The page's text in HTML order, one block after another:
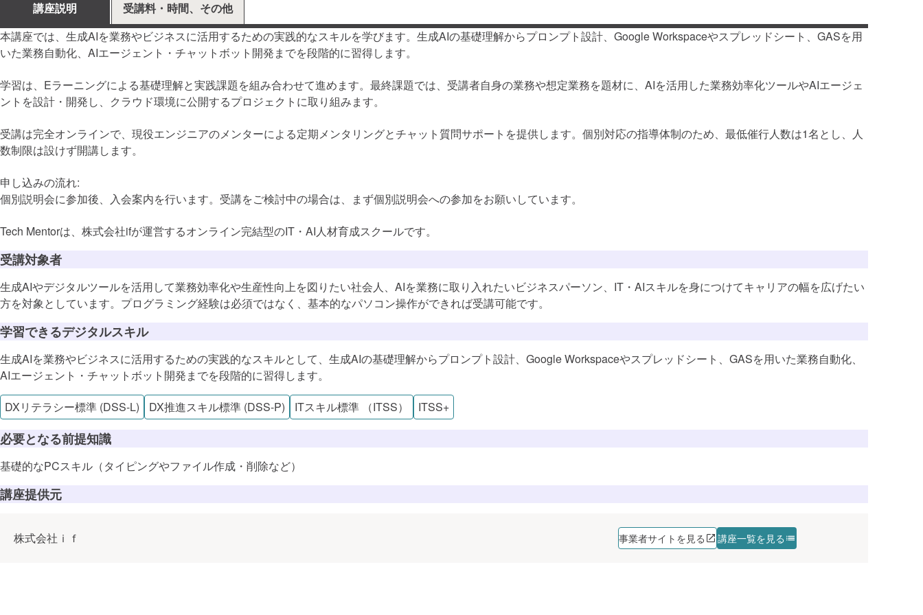
講座説明
本講座では、生成AIを業務やビジネスに活用するための実践的なスキルを学びます。生成AIの基礎理解からプロンプト設計、Google Workspaceやスプレッドシート、GASを用
いた業務自動化、AIエージェント・チャットボット開発までを段階的に習得します。
学習は、Eラーニングによる基礎理解と実践課題を組み合わせて進めます。最終課題では、受講者自身の業務や想定業務を題材に、AIを活用した業務効率化ツールやAIエージェ
ントを設計・開発し、クラウド環境に公開するプロジェクトに取り組みます。
受講は完全オンラインで、現役エンジニアのメンターによる定期メンタリングとチャット質問サポートを提供します。個別対応の指導体制のため、最低催行人数は1名とし、人
数制限は設けず開講します。
申し込みの流れ:
個別説明会に参加後、入会案内を行います。受講をご検討中の場合は、まず個別説明会への参加をお願いしています。
Tech Mentorは、株式会社ifが運営するオンライン完結型のIT・AI人材育成スクールです。
受講料・時間、その他
受講対象者
生成AIやデジタルツールを活用して業務効率化や生産性向上を図りたい社会人、AIを業務に取り入れたいビジネスパーソン、IT・AIスキルを身につけてキャリアの幅を広げたい
方を対象としています。プログラミング経験は必須ではなく、基本的なパソコン操作ができれば受講可能です。
学習できるデジタルスキル
生成AIを業務やビジネスに活用するための実践的なスキルとして、生成AIの基礎理解からプロンプト設計、Google Workspaceやスプレッドシート、GASを用いた業務自動化、
AIエージェント・チャットボット開発までを段階的に習得します。
DXリテラシー標準 (DSS-L)
DX推進スキル標準 (DSS-P) ITスキル標準 （ITSS） ITSS+
必要となる前提知識
基礎的なPCスキル（タイピングやファイル作成・削除など）
講座提供元
株式会社ｉｆ 事業者サイトを見る 講座一覧を見る
DX推進スキル標準（DSS-P）
この講座で学べる知識・スキル
講座を探す